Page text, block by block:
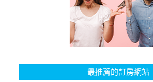
最推薦的訂房網站